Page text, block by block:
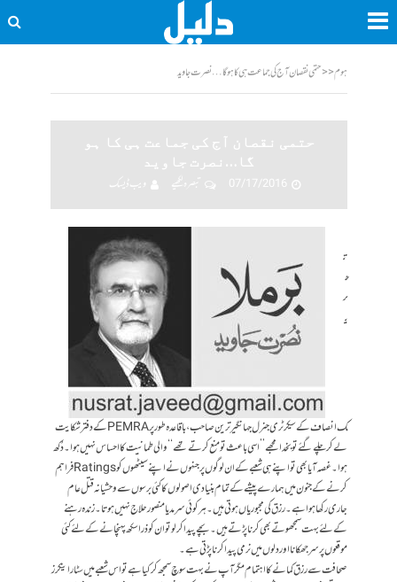
ہوم<<حتمی نقصان آج کی جماعت ہی کا ہو گا…نصرت جاوید
حتمی نقصان آج کی جماعت ہی کا ہو
گا…نصرت جاوید
07/17/2016
تبصرہ لکھیے ویب ڈیسک
ت
ح
ر
ی
ک انصاف کے سیکرٹری جنرل جہانگیر ترین صاحب، باقاعدہ طورپر PEMRAکے دفتر شکایت
لے کر چلے گئے تو بخدا مجھے ’’اسی باعث تو منع کرتے تھے‘‘ والی طمانیت کا احساس نہیں ہوا۔دُکھ
ہوا۔ غصہ آیا بھی تو اپنے ہی شعبے کے ان لوگوں پر جنہوں نے اپنے سیٹھوں کو Ratingsفراہم
کرنے کے جنون میں ہمارے پیشے کے تمام بنیادی اصولوں کا کئی برسوں سے وحشیانہ قتل عام
جاری رکھا ہوا ہے۔ رزق کی مجبوریاں ہوتی ہیں۔ ہر کوئی سرمد یا منصور حلاج نہیں ہوتا۔زندہ رہنے
کے لئے بہت سمجھوتے بھی کرنا پڑتے ہیں۔ بچے پیدا کر لو تو ان کو ذراسکھ پہنچانے کے لئے کئی
موقعوں پر سرجھکانا اور دلوں میں نرمی پیدا کرنا پڑتی ہے۔
صحافت سے رزق کمانے کا اہتمام مگر آپ نے بہت سوچ سمجھ کر کیا ہے تو اس شعبے میں سٹاراینکرز